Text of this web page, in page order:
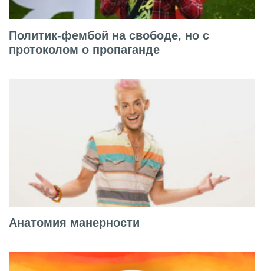
Политик-фембой на свободе, но с
протоколом о пропаганде
Анатомия манерности